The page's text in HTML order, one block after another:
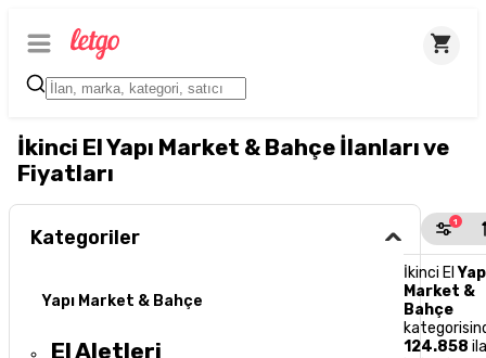
İkinci El Yapı Market & Bahçe İlanları ve
Fiyatları
Kategoriler
Yapı Market & Bahçe
El Aletleri
1
İkinci El
Market &
Bahçe
124.858